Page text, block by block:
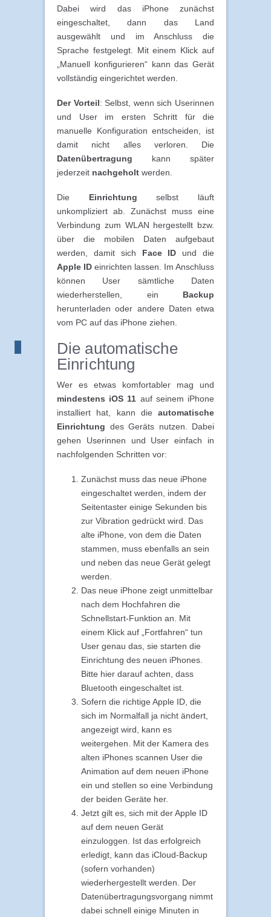
Dabei wird das iPhone zunächst
eingeschaltet, dann das Land
ausgewählt und im Anschluss die
Sprache festgelegt. Mit einem Klick auf
„Manuell konfigurieren“ kann das Gerät
vollständig eingerichtet werden.
Der Vorteil: Selbst, wenn sich Userinnen
und User im ersten Schritt für die
manuelle Konfiguration entscheiden, ist
damit nicht alles verloren. Die
Datenübertragung kann später
jederzeit nachgeholt werden.
Die Einrichtung selbst läuft
unkompliziert ab. Zunächst muss eine
Verbindung zum WLAN hergestellt bzw.
über die mobilen Daten aufgebaut
werden, damit sich Face ID und die
Apple ID einrichten lassen. Im Anschluss
können User sämtliche Daten
wiederherstellen, ein Backup
herunterladen oder andere Daten etwa
vom PC auf das iPhone ziehen.
Die automatische
Einrichtung
Wer es etwas komfortabler mag und
mindestens iOS 11 auf seinem iPhone
installiert hat, kann die automatische
Einrichtung des Geräts nutzen. Dabei
gehen Userinnen und User einfach in
nachfolgenden Schritten vor:
Zunächst muss das neue iPhone
eingeschaltet werden, indem der
Seitentaster einige Sekunden bis
zur Vibration gedrückt wird. Das
alte iPhone, von dem die Daten
stammen, muss ebenfalls an sein
und neben das neue Gerät gelegt
werden.
Das neue iPhone zeigt unmittelbar
nach dem Hochfahren die
Schnellstart-Funktion an. Mit
einem Klick auf „Fortfahren“ tun
User genau das, sie starten die
Einrichtung des neuen iPhones.
Bitte hier darauf achten, dass
Bluetooth eingeschaltet ist.
Sofern die richtige Apple ID, die
sich im Normalfall ja nicht ändert,
angezeigt wird, kann es
weitergehen. Mit der Kamera des
alten iPhones scannen User die
Animation auf dem neuen iPhone
ein und stellen so eine Verbindung
der beiden Geräte her.
Jetzt gilt es, sich mit der Apple ID
auf dem neuen Gerät
einzuloggen. Ist das erfolgreich
erledigt, kann das iCloud-Backup
(sofern vorhanden)
wiederhergestellt werden. Der
Datenübertragungsvorgang nimmt
dabei schnell einige Minuten in